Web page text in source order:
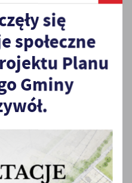
składać wnioski do
Ochrony Środowiska
się
społeczne
Planu
Gminy